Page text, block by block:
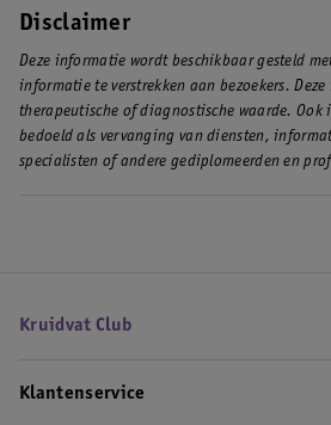
Disclaimer
Deze informatie wordt beschikbaar gesteld
informatie te verstrekken aan bezoekers.
therapeutische of diagnostische waarde.
bedoeld als vervanging van diensten,
specialisten of andere gediplomeerden en
Kruidvat Club
Klantenservice